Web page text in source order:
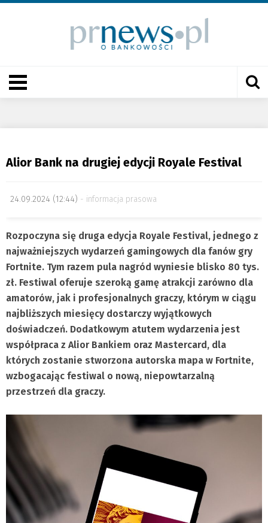
Alior Bank na drugiej edycji Royale Festival
24.09.2024 (12:44) informacja prasowa
Rozpoczyna się druga edycja Royale Festival, jednego z
najważniejszych wydarzeń gamingowych dla fanów gry
Fortnite. Tym razem pula nagród wyniesie blisko 80 tys.
zł. Festiwal oferuje szeroką gamę atrakcji zarówno dla
amatorów, jak i profesjonalnych graczy, którym w ciągu
najbliższych miesięcy dostarczy wyjątkowych
doświadczeń. Dodatkowym atutem wydarzenia jest
współpraca z Alior Bankiem oraz Mastercard, dla
których zostanie stworzona autorska mapa w Fortnite,
wzbogacając festiwal o nową, niepowtarzalną
przestrzeń dla graczy.